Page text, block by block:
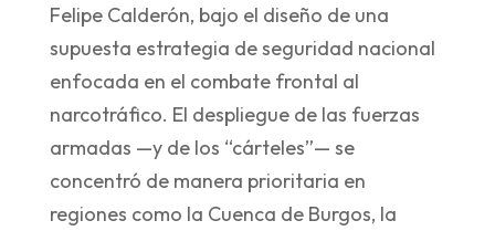
Felipe Calderón, bajo el diseño de una
supuesta estrategia de seguridad nacional
enfocada en el combate frontal al
narcotráfico. El despliegue de las fuerzas
armadas —y de los “cárteles”— se
concentró de manera prioritaria en
regiones como la Cuenca de Burgos, la